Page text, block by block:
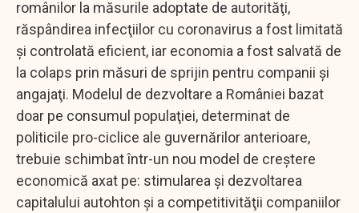
românilor la măsurile adoptate de autorităţi,
răspândirea infecţiilor cu coronavirus a fost limitată
şi controlată eficient, iar economia a fost salvată de
la colaps prin măsuri de sprijin pentru companii şi
angajaţi. Modelul de dezvoltare a României bazat
doar pe consumul populaţiei, determinat de
politicile pro-ciclice ale guvernărilor anterioare,
trebuie schimbat într-un nou model de creştere
economică axat pe: stimularea şi dezvoltarea
capitalului autohton şi a competitivităţii companiilor